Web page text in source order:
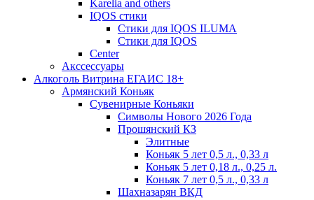
Karelia and others
IQOS стики
Стики для IQOS ILUMA
Стики для IQOS
Сenter
Акссессуары
Алкоголь Витрина ЕГАИС 18+
Армянский Коньяк
Сувенирные Коньяки
Символы Нового 2026 Года
Прошянский КЗ
Элитные
Коньяк 5 лет 0,5 л., 0,33 л
Коньяк 5 лет 0,18 л., 0,25 л.
Коньяк 7 лет 0,5 л., 0,33 л
Шахназарян ВКД